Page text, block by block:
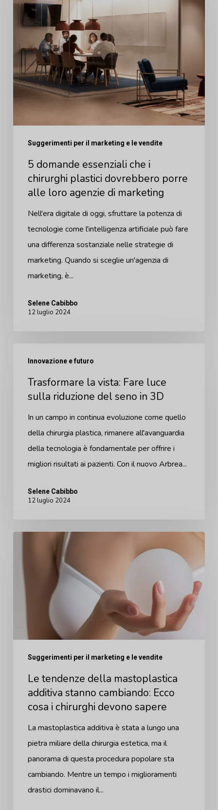
essenziali
che
chirurghi
plastici
dovrebbero
porre
loro
agenzie
marketing
Suggerimenti per il marketing e le vendite
5 domande essenziali che i
chirurghi plastici dovrebbero porre
alle loro agenzie di marketing
Nell'era digitale di oggi, sfruttare la potenza di
tecnologie come l'intelligenza artificiale può fare
una differenza sostanziale nelle strategie di
marketing. Quando si sceglie un'agenzia di
marketing, è...
Selene Cabibbo
12 luglio 2024
vista:
riduzione
Innovazione e futuro
Trasformare la vista: Fare luce
sulla riduzione del seno in 3D
In un campo in continua evoluzione come quello
della chirurgia plastica, rimanere all'avanguardia
della tecnologia è fondamentale per offrire i
migliori risultati ai pazienti. Con il nuovo Arbrea...
Selene Cabibbo
12 luglio 2024
della
mastoplastica
additiva
cambiando:
chirurghi
devono
sapere
Suggerimenti per il marketing e le vendite
Le tendenze della mastoplastica
additiva stanno cambiando: Ecco
cosa i chirurghi devono sapere
La mastoplastica additiva è stata a lungo una
pietra miliare della chirurgia estetica, ma il
panorama di questa procedura popolare sta
cambiando. Mentre un tempo i miglioramenti
drastici dominavano il...